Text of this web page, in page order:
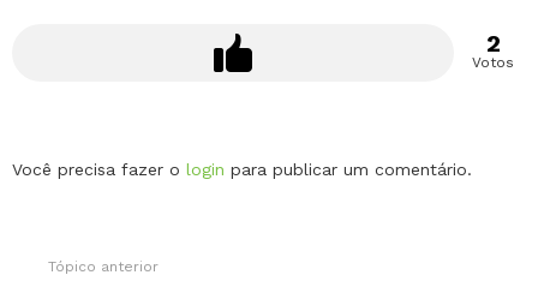
2
Votos
Deixe
Você precisa fazer o login para publicar um comentário.
Tópico anterior